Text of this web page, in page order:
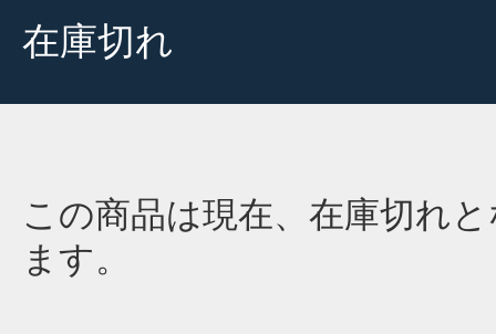
在庫切れ
この商品は現在、在庫切れ
ます。